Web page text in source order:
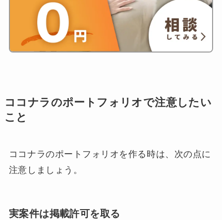
ココナラのポートフォリオで注意したい
こと
ココナラのポートフォリオを作る時は、次の点に
注意しましょう。
実案件は掲載許可を取る